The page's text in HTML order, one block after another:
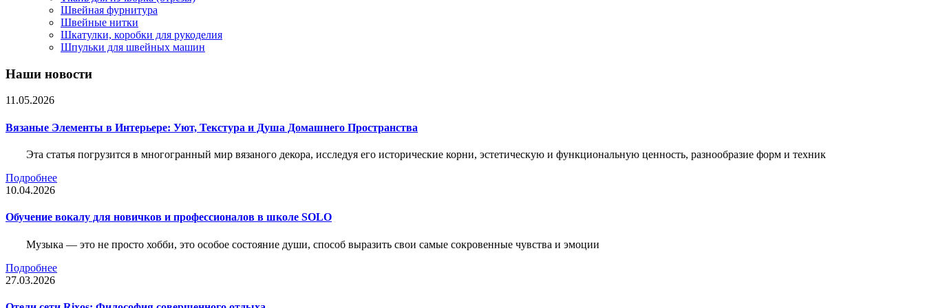
Швейная фурнитура
Швейные нитки
Шкатулки, коробки для рукоделия
Шпульки для швейных машин
Наши новости
11.05.2026
Вязаные Элементы в Интерьере: Уют, Текстура и Душа Домашнего Пространства
Эта статья погрузится в многогранный мир вязаного декора, исследуя его исторические корни, эстетическую и функциональную ценность, разнообразие форм и техник
Подробнее
10.04.2026
Обучение вокалу для новичков и профессионалов в школе SOLO
Музыка — это не просто хобби, это особое состояние души, способ выразить свои самые сокровенные чувства и эмоции
Подробнее
27.03.2026